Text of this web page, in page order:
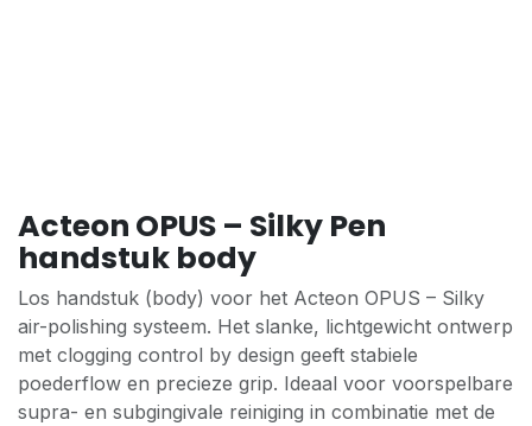
Acteon OPUS – Silky Pen
handstuk body
Los handstuk (body) voor het Acteon OPUS – Silky
air-polishing systeem. Het slanke, lichtgewicht ontwerp
met clogging control by design geeft stabiele
poederflow en precieze grip. Ideaal voor voorspelbare
supra- en subgingivale reiniging in combinatie met de